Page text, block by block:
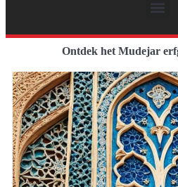
Ontdek het Mudejar